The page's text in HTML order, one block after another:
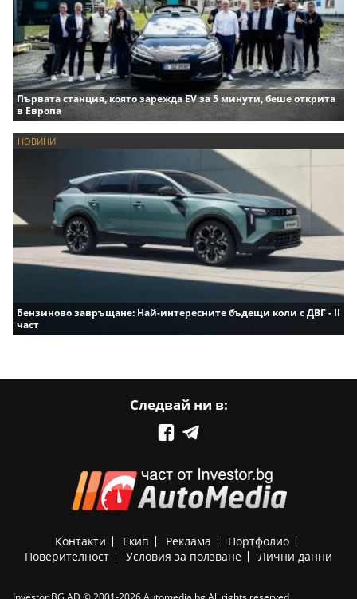
Първата станция, която зарежда EV за 5 минути, беше открита
в Европа
НОВИНИ
Бензиново завръщане: Най-интересните бъдещи коли с ДВГ - II
част
Следвай ни в:
Контакти Екип Реклама
Портфолио
Поверителност
Условия за ползване Лични данни